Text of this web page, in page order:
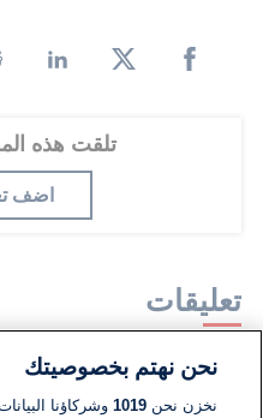
تلقت هذه المقالة
اضف
تعليقات
لا توجد تعليقات مكتوبة
نحن نهتم بخصوصيتك
نخزن نحن1019 وشركاؤنا